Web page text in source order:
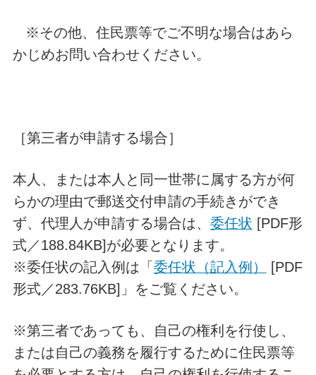
※その他、住民票等でご不明な場合はあら
かじめお問い合わせください。
［第三者が申請する場合］
本人、または本人と同一世帯に属する方が何
らかの理由で郵送交付申請の手続きができ
ず、代理人が申請する場合は、 委任状 [PDF形
式／188.84KB]が必要となります。
※委任状の記入例は「 委任状（記入例）
[PDF
形式／283.76KB]」をご覧ください。
※第三者であっても、自己の権利を行使し、
または自己の義務を履行するために住民票等